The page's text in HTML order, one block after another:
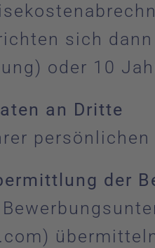
sich
oder 10
an Dritte
der
)